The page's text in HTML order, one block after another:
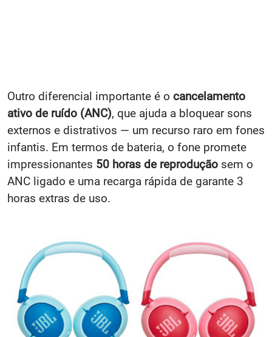
Outro diferencial importante é o cancelamento
ativo de ruído (ANC), que ajuda a bloquear sons
externos e distrativos — um recurso raro em fones
infantis. Em termos de bateria, o fone promete
impressionantes 50 horas de reprodução sem o
ANC ligado e uma recarga rápida de garante 3
horas extras de uso.